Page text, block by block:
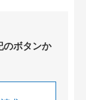
のボタンか